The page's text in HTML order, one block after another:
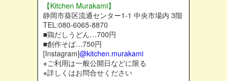
【Kitchen Murakami】
静岡市葵区流通センター1-1 中央市場内 3階
TEL:080-6065-8870
■鶏だしうどん…700円
■創作そば…750円
[Instagram]@kitchen.murakami
※ご利用は一般公開日などに限る
※詳しくはお問合せください